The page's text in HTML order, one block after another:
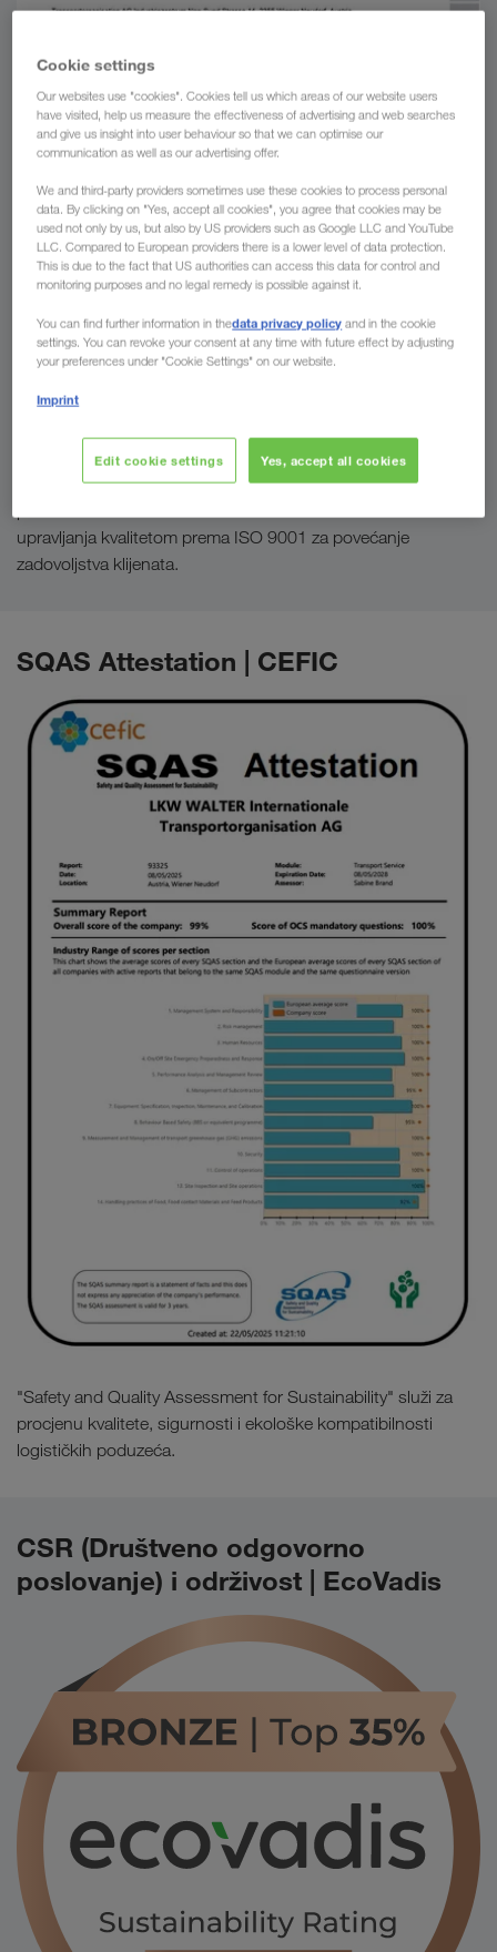
Za oblikovanje, upravljanje i neprestano poboljšavanje
upravljanja kvalitetom prema ISO 9001 za povećanje
zadovoljstva klijenata.
SQAS Attestation | CEFIC
"Safety and Quality Assessment for Sustainability" služi za
procjenu kvalitete, sigurnosti i ekološke kompatibilnosti
logističkih poduzeća.
CSR (Društveno odgovorno
poslovanje) i održivost | EcoVadis
Cookie settings
Our websites use "cookies". Cookies tell us which areas of our website users
have visited, help us measure the effectiveness of advertising and web searches
and give us insight into user behaviour so that we can optimise our
communication as well as our advertising offer.
We and third-party providers sometimes use these cookies to process personal
data. By clicking on "Yes, accept all cookies", you agree that cookies may be
used not only by us, but also by US providers such as Google LLC and YouTube
LLC. Compared to European providers there is a lower level of data protection.
This is due to the fact that US authorities can access this data for control and
monitoring purposes and no legal remedy is possible against it.
You can find further information in thedata privacy policy and in the cookie
settings. You can revoke your consent at any time with future effect by adjusting
your preferences under "Cookie Settings" on our website.
Imprint
Edit cookie settings Yes, accept all cookies